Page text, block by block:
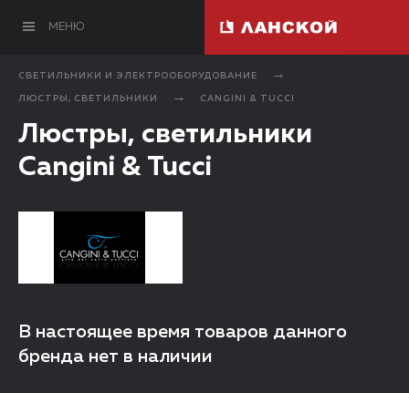
МЕНЮ
СВЕТИЛЬНИКИ И ЭЛЕКТРООБОРУДОВАНИЕ
ЛЮСТРЫ, СВЕТИЛЬНИКИ CANGINI & TUCCI
Люстры, светильники
Cangini & Tucci
В настоящее время товаров данного
бренда нет в наличии